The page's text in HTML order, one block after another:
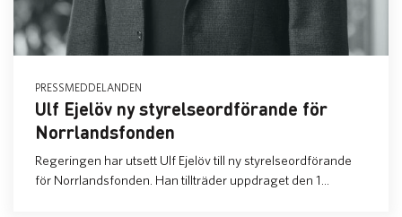
PRESSMEDDELANDEN
Ulf Ejelöv ny styrelseordförande för
Norrlandsfonden
Regeringen har utsett Ulf Ejelöv till ny styrelseordförande
för Norrlandsfonden. Han tillträder uppdraget den 1...